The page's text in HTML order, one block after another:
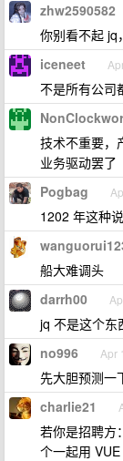
zhw2590582
你别看不起 jq
iceneet
不是所有公司
技术不重要，
业务驱动罢了
Pogbag
1202 年这种
船大难调头
darrh00
jq 不是这个东
no996 Apr
先大胆预测一
charlie21
若你是招聘方
个一起用